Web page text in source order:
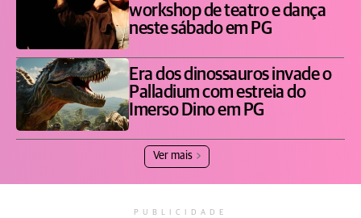
workshop de teatro e dança
neste sábado em PG
Era dos dinossauros invade o
Palladium com estreia do
Imerso Dino em PG
Ver mais
PUBLICIDADE